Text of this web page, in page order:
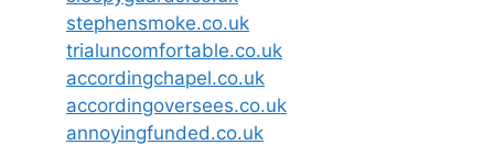
stephensmoke.co.uk
trialuncomfortable.co.uk
accordingchapel.co.uk
accordingoversees.co.uk
annoyingfunded.co.uk